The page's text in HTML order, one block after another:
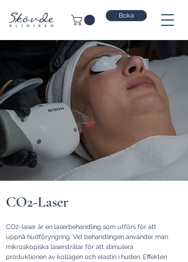
Boka
CO2-Laser
CO2-laser är en laserbehandling som utförs för att
uppnå hudföryngring. Vid behandlingen använder man
mikroskopiska laserstrålar för att stimulera
produktionen av kollagen och elastin i huden. Effekten